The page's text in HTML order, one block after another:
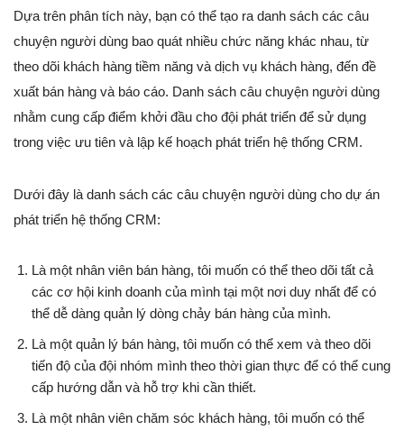
Dựa trên phân tích này, bạn có thể tạo ra danh sách các câu
chuyện người dùng bao quát nhiều chức năng khác nhau, từ
theo dõi khách hàng tiềm năng và dịch vụ khách hàng, đến đề
xuất bán hàng và báo cáo. Danh sách câu chuyện người dùng
nhằm cung cấp điểm khởi đầu cho đội phát triển để sử dụng
trong việc ưu tiên và lập kế hoạch phát triển hệ thống CRM.
Dưới đây là danh sách các câu chuyện người dùng cho dự án
phát triển hệ thống CRM:
Là một nhân viên bán hàng, tôi muốn có thể theo dõi tất cả
các cơ hội kinh doanh của mình tại một nơi duy nhất để có
thể dễ dàng quản lý dòng chảy bán hàng của mình.
Là một quản lý bán hàng, tôi muốn có thể xem và theo dõi
tiến độ của đội nhóm mình theo thời gian thực để có thể cung
cấp hướng dẫn và hỗ trợ khi cần thiết.
Là một nhân viên chăm sóc khách hàng, tôi muốn có thể